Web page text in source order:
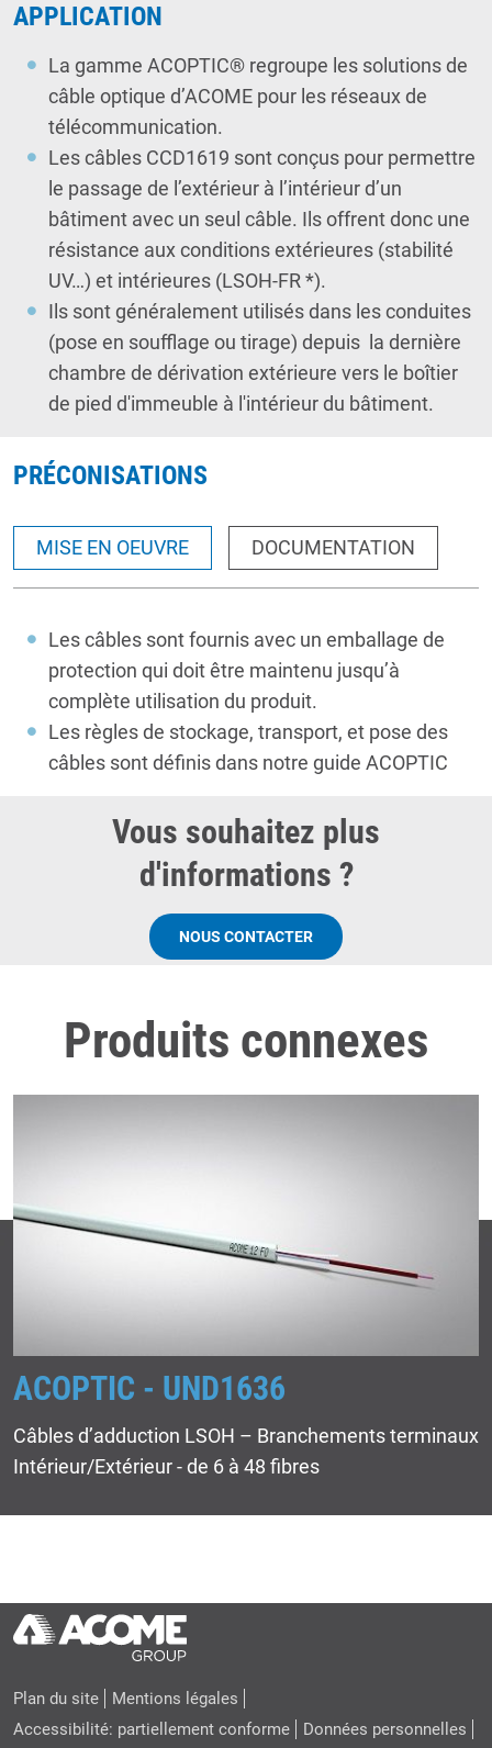
APPLICATION
La gamme ACOPTIC® regroupe les solutions de
câble optique d’ACOME pour les réseaux de
télécommunication.
Les câbles CCD1619 sont conçus pour permettre
le passage de l’extérieur à l’intérieur d’un
bâtiment avec un seul câble. Ils offrent donc une
résistance aux conditions extérieures (stabilité
UV…) et intérieures (LSOH-FR *).
Ils sont généralement utilisés dans les conduites
(pose en soufflage ou tirage) depuis la dernière
chambre de dérivation extérieure vers le boîtier
de pied d'immeuble à l'intérieur du bâtiment.
PRÉCONISATIONS
MISE EN OEUVRE DOCUMENTATION
Les câbles sont fournis avec un emballage de
protection qui doit être maintenu jusqu’à
complète utilisation du produit.
Les règles de stockage, transport, et pose des
câbles sont définis dans notre guide ACOPTIC
Vous souhaitez plus
d'informations ?
NOUS CONTACTER
Produits connexes
ACOPTIC - UND1636
Câbles d’adduction LSOH – Branchements terminaux
Intérieur/Extérieur - de 6 à 48 fibres
Plan du site
Mentions légales
Accessibilité: partiellement conforme
Données personnelles